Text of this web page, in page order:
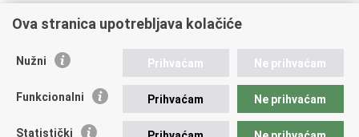
Ispiši
Podijeli
Facebooku
Twitteru
Republika Hrvatska
Ova stranica upotrebljava kolačiće
Nužni Prihvaćam Ne prihvaćam
Funkcionalni Prihvaćam Ne prihvaćam
Statistički